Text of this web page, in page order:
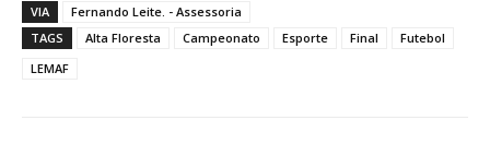
VIA
Fernando Leite. - Assessoria
TAGS
Alta Floresta Campeonato Esporte Final
Futebol
LEMAF